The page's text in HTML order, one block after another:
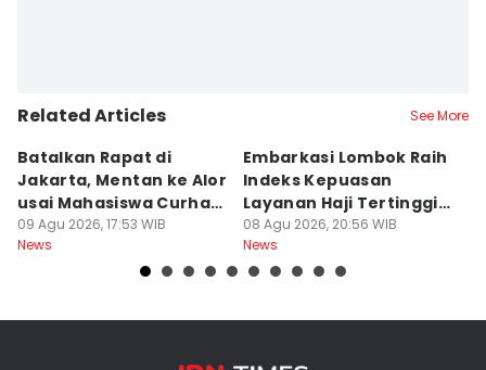
Related Articles See More
Batalkan Rapat di
Jakarta, Mentan ke Alor
usai Mahasiswa Curhat
Beras Mahal
09 Agu 2026, 17:53 WIB
News
Embarkasi Lombok Raih
Indeks Kepuasan
Layanan Haji Tertinggi
Nasional
08 Agu 2026, 20:56 WIB
News